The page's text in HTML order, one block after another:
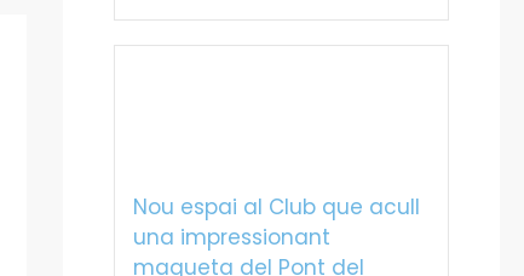
Nou espai al Club que acull
una impressionant
maqueta del Pont del